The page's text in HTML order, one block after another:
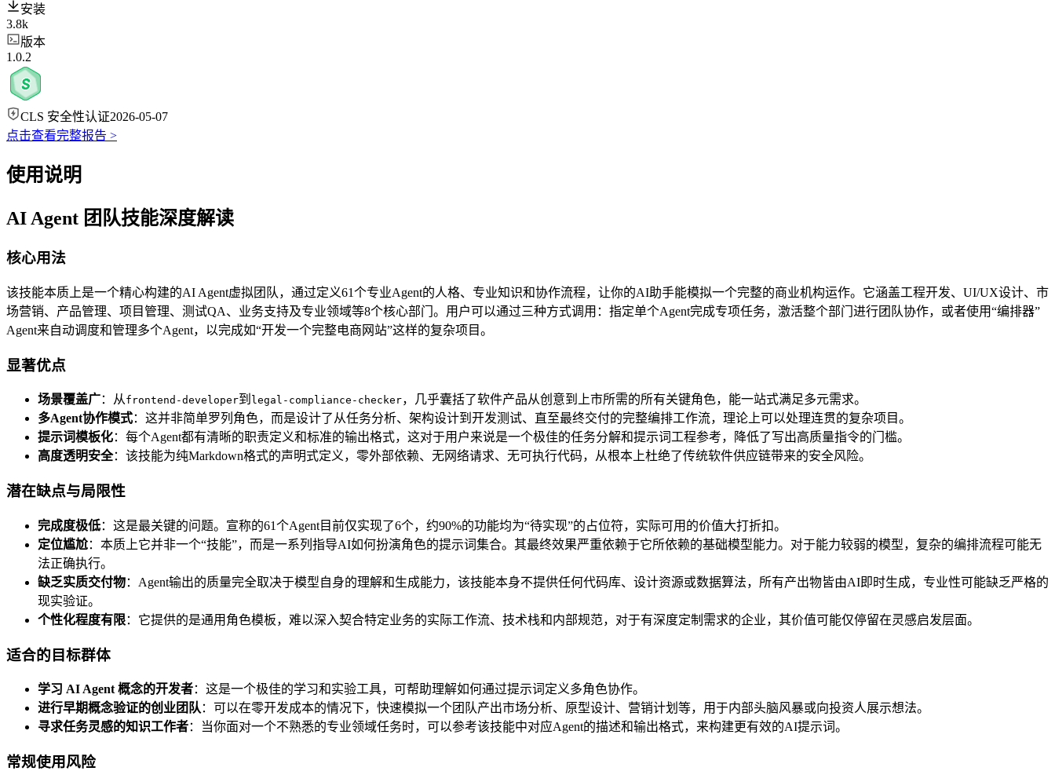
安装
3.8k
版本
1.0.2
CLS 安全性认证2026-05-07
点击查看完整报告 >
使用说明
AI Agent 团队技能深度解读
核心用法
该技能本质上是一个精心构建的AI Agent虚拟团队，通过定义61个专业Agent的人格、专业知识和协作流程，让你的AI助手能模拟一个完整的商业机构运作。它涵盖工程开发、UI/UX设计、市
场营销、产品管理、项目管理、测试QA、业务支持及专业领域等8个核心部门。用户可以通过三种方式调用：指定单个Agent完成专项任务，激活整个部门进行团队协作，或者使用“编排器”
Agent来自动调度和管理多个Agent，以完成如“开发一个完整电商网站”这样的复杂项目。
显著优点
场景覆盖广：从 frontend-developer到 legal-compliance-checker，几乎囊括了软件产品从创意到上市所需的所有关键角色，能一站式满足多元需求。
多Agent协作模式：这并非简单罗列角色，而是设计了从任务分析、架构设计到开发测试、直至最终交付的完整编排工作流，理论上可以处理连贯的复杂项目。
提示词模板化：每个Agent都有清晰的职责定义和标准的输出格式，这对于用户来说是一个极佳的任务分解和提示词工程参考，降低了写出高质量指令的门槛。
高度透明安全：该技能为纯Markdown格式的声明式定义，零外部依赖、无网络请求、无可执行代码，从根本上杜绝了传统软件供应链带来的安全风险。
潜在缺点与局限性
完成度极低：这是最关键的问题。宣称的61个Agent目前仅实现了6个，约90%的功能均为“待实现”的占位符，实际可用的价值大打折扣。
定位尴尬：本质上它并非一个“技能”，而是一系列指导AI如何扮演角色的提示词集合。其最终效果严重依赖于它所依赖的基础模型能力。对于能力较弱的模型，复杂的编排流程可能无
法正确执行。
缺乏实质交付物：Agent输出的质量完全取决于模型自身的理解和生成能力，该技能本身不提供任何代码库、设计资源或数据算法，所有产出物皆由AI即时生成，专业性可能缺乏严格的
现实验证。
个性化程度有限：它提供的是通用角色模板，难以深入契合特定业务的实际工作流、技术栈和内部规范，对于有深度定制需求的企业，其价值可能仅停留在灵感启发层面。
适合的目标群体
学习 AI Agent 概念的开发者：这是一个极佳的学习和实验工具，可帮助理解如何通过提示词定义多角色协作。
进行早期概念验证的创业团队 ：可以在零开发成本的情况下，快速模拟一个团队产出市场分析、原型设计、营销计划等，用于内部头脑风暴或向投资人展示想法。
寻求任务灵感的知识工作者：当你面对一个不熟悉的专业领域任务时，可以参考该技能中对应Agent的描述和输出格式，来构建更有效的AI提示词。
常规使用风险